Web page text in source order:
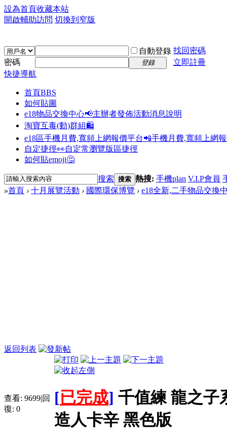
設為首頁收藏本站
開啟輔助訪問 切換到窄版
自動登錄 找回密碼
密碼
登錄
立即註冊
快捷導航
首頁BBS
如何貼圖
e18物品交換中心📢主辦者發佈活動消息說明
淘寶互毒(動)群組🛍️
e18區手機月費,寬頻上網報價平台📲手機月費,寬頻上網
自定捷徑👀自定常瀏覽版區捷徑
如何貼emoji🤔
搜索 搜索 熱搜: 手機plan V.I.P會員
»首頁 › 十月展覽活動 › 國際環保博覽 › e18全新,二手物品交換
返回列表
查看: 9699|回
復: 0
[已完成] 千值練 龍之子
造人卡辛 黑色版